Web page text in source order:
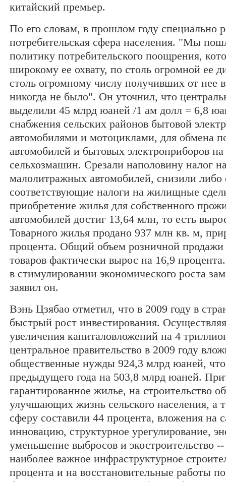
китайский премьер.
По его словам, в прошлом году специально
потребительская сфера населения. "Мы
политику потребительского поощрения,
широкому ее охвату, по столь огромной ее
столь огромному числу получивших от нее
никогда не было". Он уточнил, что
выделили 45 млрд юаней /1 ам долл = 6,8
снабжения сельских районов бытовой
автомобилями и мотоциклами, для обмена
автомобилей и бытовых электроприборов
сельхозмашин. Срезали наполовину налог
малолитражных автомобилей, снизили либо
соответствующие налоги на жилищные
приобретение жилья для собственного
автомобилей достиг 13,64 млн, то есть
Товарного жилья продано 937 млн кв. м,
процента. Общий объем розничной продажи
товаров фактически вырос на 16,9
в стимулировании экономического роста
заявил он.
Вэнь Цзябао отметил, что в 2009 году в
быстрый рост инвестирования.
увеличения капиталовложений на 4
центральное правительство в 2009 году
общественные нужды 924,3 млрд юаней,
предыдущего года на 503,8 млрд юаней.
гарантированное жилье, на строительство
улучшающих жизнь сельского населения, а
сферу составили 44 процента, вложения на
инновацию, структурное урегулирование,
уменьшение выбросов и экостроительство
наиболее важное инфраструктурное
процента и на восстановительные работы